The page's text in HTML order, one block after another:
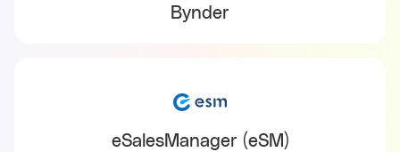
Bynder
eSalesManager (eSM)